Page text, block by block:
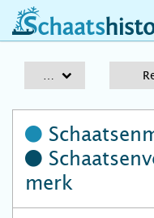
schaatshistorie.nl
merk